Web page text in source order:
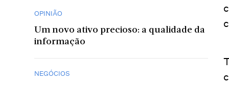
OPINIÃO
Um novo ativo precioso: a qualidade da
informação
NEGÓCIOS